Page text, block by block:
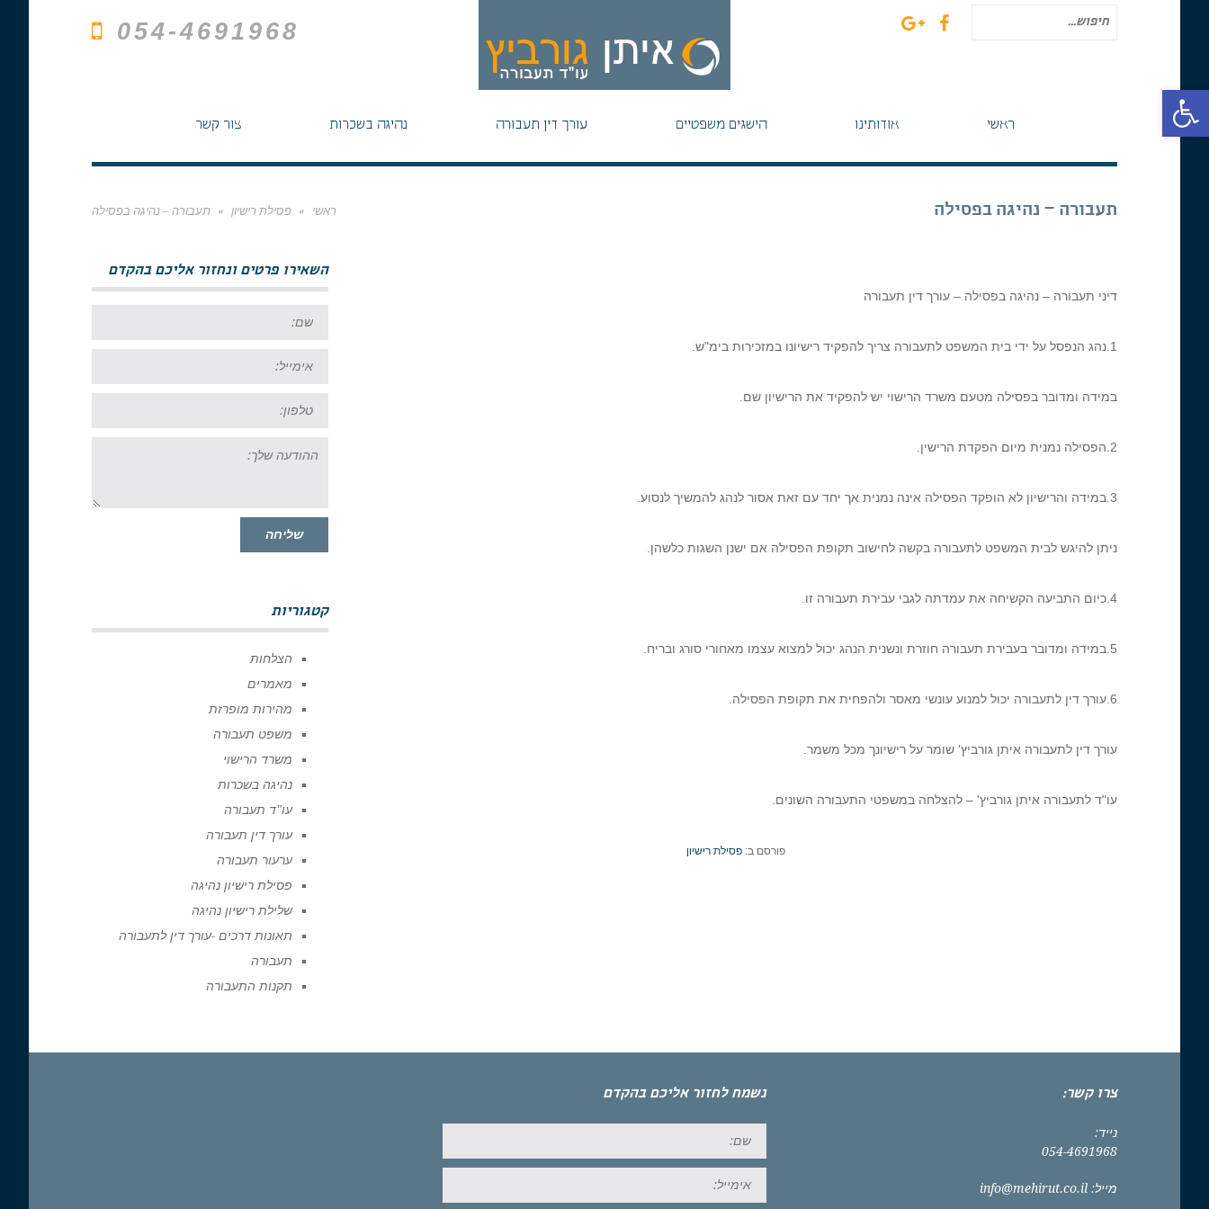
פתח סרגל נגישות
054-4691968
ראשי אודותינו הישגים משפטיים עורך דין תעבורה נהיגה בשכרות צור קשר
תעבורה – נהיגה בפסילה ראשי » פסילת רישיון » תעבורה – נהיגה בפסילה
דיני תעבורה – נהיגה בפסילה – עורך דין תעבורה
1.נהג הנפסל על ידי בית המשפט לתעבורה צריך להפקיד רישיונו במזכירות בימ"ש.
במידה ומדובר בפסילה מטעם משרד הרישוי יש להפקיד את הרישיון שם.
2.הפסילה נמנית מיום הפקדת הרישין.
3.במידה והרישיון לא הופקד הפסילה אינה נמנית אך יחד עם זאת אסור לנהג להמשיך לנסוע.
ניתן להיגש לבית המשפט לתעבורה בקשה לחישוב תקופת הפסילה אם ישנן השגות כלשהן.
4.כיום התביעה הקשיחה את עמדתה לגבי עבירת תעבורה זו.
5.במידה ומדובר בעבירת תעבורה חוזרת ונשנית הנהג יכול למצוא עצמו מאחורי סורג ובריח.
6.עורך דין לתעבורה יכול למנוע עונשי מאסר ולהפחית את תקופת הפסילה.
עורך דין לתעבורה איתן גורביץ' שומר על רישיונך מכל משמר.
עו"ד לתעבורה איתן גורביץ' – להצלחה במשפטי התעבורה השונים.
פורסם ב: פסילת רישיון
השאירו פרטים ונחזור אליכם בהקדם
שלך:
שליחה
קטגוריות
הצלחות
מאמרים
מהירות מופרזת
משפט תעבורה
משרד הרישוי
נהיגה בשכרות
עו"ד תעבורה
עורך דין תעבורה
ערעור תעבורה
פסילת רישיון נהיגה
שלילת רישיון נהיגה
תאונות דרכים -עורך דין לתעבורה
תעבורה
תקנות התעבורה
צרו קשר:
נייד:
054-4691968
מייל: info@mehirut.co.il
נשמח לחזור אליכם בהקדם